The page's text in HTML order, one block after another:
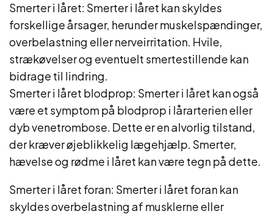
Smerter i låret: Smerter i låret kan skyldes
forskellige årsager, herunder muskelspændinger,
overbelastning eller nerveirritation. Hvile,
strækøvelser og eventuelt smertestillende kan
bidrage til lindring.
Smerter i låret blodprop: Smerter i låret kan også
være et symptom på blodprop i lårarterien eller
dyb venetrombose. Dette er en alvorlig tilstand,
der kræver øjeblikkelig lægehjælp. Smerter,
hævelse og rødme i låret kan være tegn på dette.
Smerter i låret foran: Smerter i låret foran kan
skyldes overbelastning af musklerne eller